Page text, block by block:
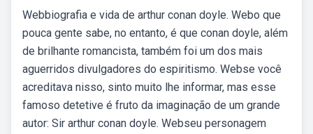
Webbiografia e vida de arthur conan doyle. Webo que
pouca gente sabe, no entanto, é que conan doyle, além
de brilhante romancista, também foi um dos mais
aguerridos divulgadores do espiritismo. Webse você
acreditava nisso, sinto muito lhe informar, mas esse
famoso detetive é fruto da imaginação de um grande
autor: Sir arthur conan doyle. Webseu personagem